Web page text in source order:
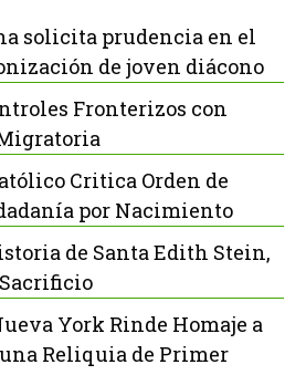
solicita prudencia en el
de joven diácono
Fronterizos con
Critica Orden de
por Nacimiento
de Santa Edith Stein,
York Rinde Homaje a
Reliquia de Primer